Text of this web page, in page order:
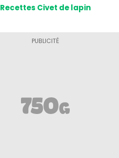
Recettes Civet de lapin